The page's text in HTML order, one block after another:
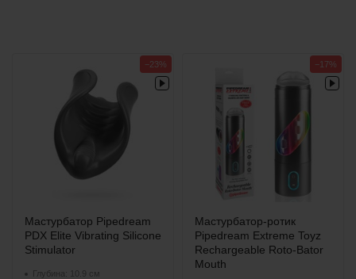
Мастурбатор Pipedream
PDX Elite Vibrating Silicone
Stimulator
Глубина: 10.9 см
−23%
Мастурбатор-ротик
Pipedream Extreme Toyz
Rechargeable Roto-Bator
Mouth
−17%